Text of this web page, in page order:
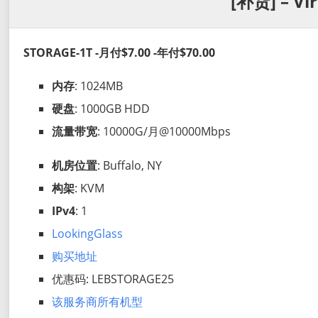
STORAGE-1T -月付$7.00 -年付$70.00
内存: 1024MB
硬盘: 1000GB HDD
流量带宽: 10000G/月@10000Mbps
机房位置: Buffalo, NY
构架: KVM
IPv4: 1
LookingGlass
购买地址
优惠码: LEBSTORAGE25
该服务商所有机型